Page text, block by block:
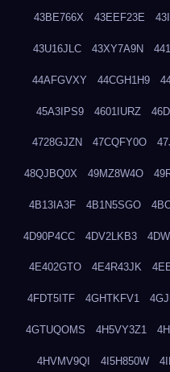
43BE766X 43EEF23E
43U16JLC 43XY7A9N
44AFGVXY 44CGH1H9
45A3IPS9 4601IURZ
4728GJZN 47CQFY0O
48QJBQ0X 49MZ8W4O
4B13IA3F 4B1N5SGO
4D90P4CC 4DV2LKB3
4E402GTO 4E4R43JK
4FDT5ITF 4GHTKFV1
4GTUQOMS 4H5VY3Z1
4HVMV9QI 4I5H850W